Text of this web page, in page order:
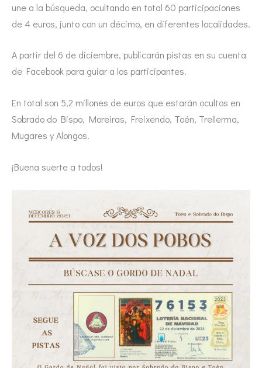
une a la búsqueda, ocultando en total 60 participaciones
de 4 euros, junto con un décimo, en diferentes localidades.
A partir del 6 de diciembre, publicarán pistas en su cuenta
de Facebook para guiar a los participantes.
En total son 5,2 millones de euros que estarán ocultos en
Sobrado do Bispo, Moreiras, Freixendo, Toén, Trellerma,
Mugares y Alongos.
¡Buena suerte a todos!